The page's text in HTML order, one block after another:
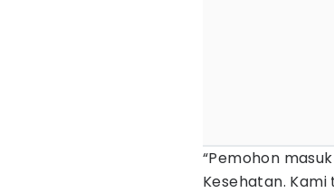
“Pemohon
Kesehatan.